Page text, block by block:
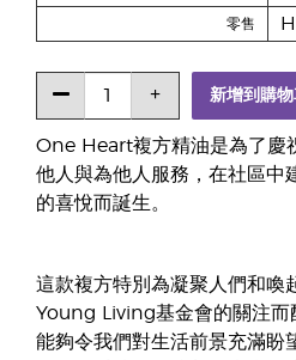
One Heart複方精油是為了慶
他人與為他人服務，在社區中
的喜悅而誕生。
這款複方特別為凝聚人們和
Young Living基金會的關注而
能夠令我們對生活前景充滿盼
零售
新增到購